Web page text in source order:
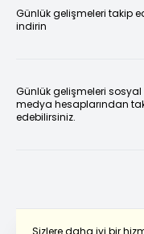
Sizlere daha iyi bir
Günlük gelişmeleri takip
indirin
Günlük gelişmeleri sosyal
medya hesaplarından
edebilirsiniz.